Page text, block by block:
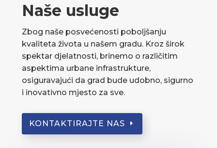
Naše usluge
Zbog naše posvećenosti poboljšanju
kvaliteta života u našem gradu. Kroz širok
spektar djelatnosti, brinemo o različitim
aspektima urbane infrastrukture,
osiguravajući da grad bude udobno, sigurno
i inovativno mjesto za sve.
KONTAKTIRAJTE NAS